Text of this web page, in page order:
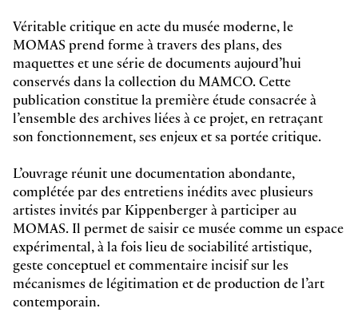
16 x 23 cm, softcover
9782940656141
29 CHF
Paul Bernard, Lionel Bovier,
Anne Giffon-Selle, Gaïa Mayí-
Miranda, Jenna Paratte, Laura
Weber
Récits Californiens, 1960-1970
reproductions couleurs et noir & blanc
Français
2025, 136 pages
16 x 23 cm, softcover
9782940656110
Véritable critique en acte du musée moderne, le
MOMAS prend forme à travers des plans, des
maquettes et une série de documents aujourd’hui
conservés dans la collection du MAMCO. Cette
publication constitue la première étude consacrée à
l’ensemble des archives liées à ce projet, en retraçant
son fonctionnement, ses enjeux et sa portée critique.
L’ouvrage réunit une documentation abondante,
complétée par des entretiens inédits avec plusieurs
artistes invités par Kippenberger à participer au
MOMAS. Il permet de saisir ce musée comme un espace
expérimental, à la fois lieu de sociabilité artistique,
geste conceptuel et commentaire incisif sur les
mécanismes de légitimation et de production de l’art
contemporain.